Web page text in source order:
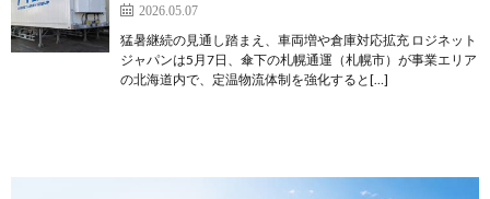
2026.05.07
猛暑継続の見通し踏まえ、車両増や倉庫対応拡充 ロジネット
ジャパンは5月7日、傘下の札幌通運（札幌市）が事業エリア
の北海道内で、定温物流体制を強化すると[…]